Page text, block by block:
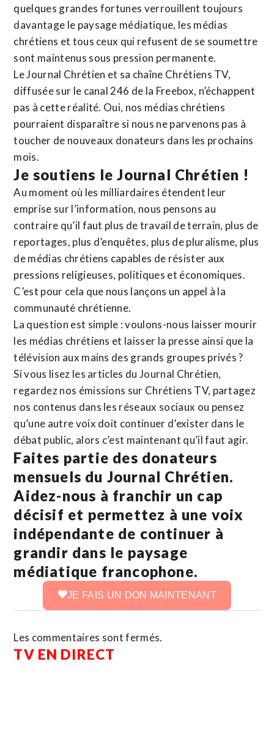
quelques grandes fortunes verrouillent toujours
davantage le paysage médiatique, les médias
chrétiens et tous ceux qui refusent de se soumettre
sont maintenus sous pression permanente.
Le Journal Chrétien et sa chaîne Chrétiens TV,
diffusée sur le canal 246 de la Freebox, n’échappent
pas à cette réalité. Oui, nos médias chrétiens
pourraient disparaître si nous ne parvenons pas à
toucher de nouveaux donateurs dans les prochains
mois.
Je soutiens le Journal Chrétien !
Au moment où les milliardaires étendent leur
emprise sur l’information, nous pensons au
contraire qu’il faut plus de travail de terrain, plus de
reportages, plus d’enquêtes, plus de pluralisme, plus
de médias chrétiens capables de résister aux
pressions religieuses, politiques et économiques.
C’est pour cela que nous lançons un appel à la
communauté chrétienne.
La question est simple : voulons-nous laisser mourir
les médias chrétiens et laisser la presse ainsi que la
télévision aux mains des grands groupes privés ?
Si vous lisez les articles du Journal Chrétien,
regardez nos émissions sur Chrétiens TV, partagez
nos contenus dans les réseaux sociaux ou pensez
qu’une autre voix doit continuer d’exister dans le
débat public, alors c’est maintenant qu’il faut agir.
Faites partie des donateurs
mensuels du Journal Chrétien.
Aidez-nous à franchir un cap
décisif et permettez à une voix
indépendante de continuer à
grandir dans le paysage
médiatique francophone.
JE FAIS UN DON MAINTENANT
Les commentaires sont fermés.
TV EN DIRECT